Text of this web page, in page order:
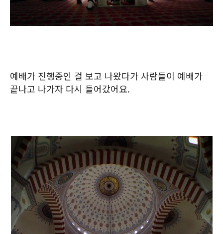
예배가 진행중인 걸 보고 나왔다가 사람들이 예배가
끝나고 나가자 다시 들어갔어요.